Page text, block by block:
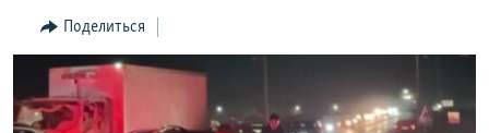
навигации
Вернутся
поиску
НАСТОЯЩЕЕ ВРЕМЯ
МИГРАНТ МЕДИА
Поделиться